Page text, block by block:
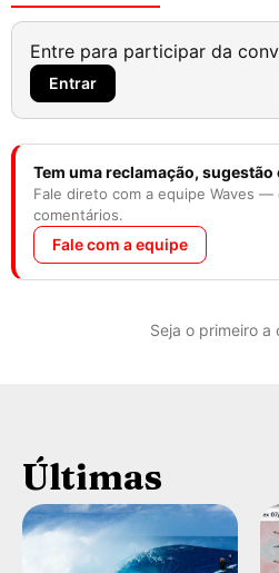
Entre para participar da
Entrar
Tem uma reclamação,
Fale direto com a equipe Waves
comentários.
Fale com a equipe
Seja o primeiro a
Últimas